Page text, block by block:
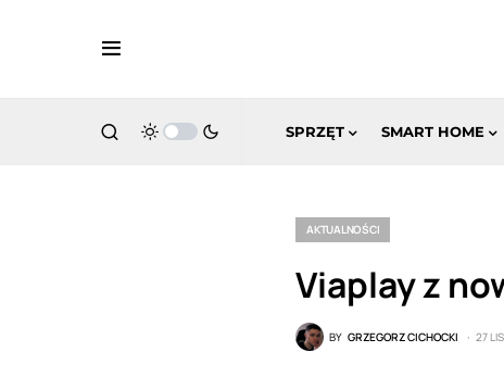
SPRZĘT SMART HOME
AKTUALNOŚCI
Viaplay z
BY GRZEGORZ CICHOCKI 27